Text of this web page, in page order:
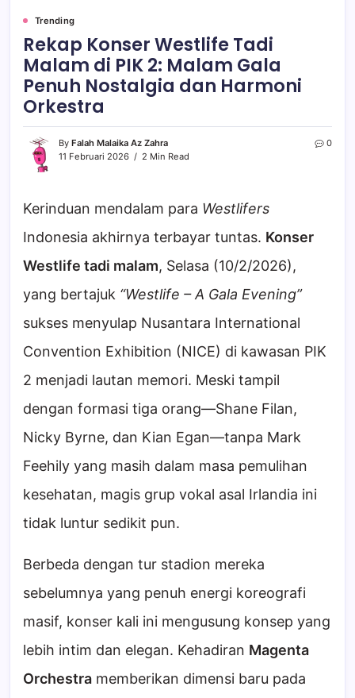
Trending
Rekap Konser Westlife Tadi
Malam di PIK 2: Malam Gala
Penuh Nostalgia dan Harmoni
Orkestra
By Falah Malaika Az Zahra
11 Februari 2026
2 Min Read
0
Kerinduan mendalam para Westlifers
Indonesia akhirnya terbayar tuntas. Konser
Westlife tadi malam, Selasa (10/2/2026),
yang bertajuk “Westlife – A Gala Evening”
sukses menyulap Nusantara International
Convention Exhibition (NICE) di kawasan PIK
2 menjadi lautan memori. Meski tampil
dengan formasi tiga orang—Shane Filan,
Nicky Byrne, dan Kian Egan—tanpa Mark
Feehily yang masih dalam masa pemulihan
kesehatan, magis grup vokal asal Irlandia ini
tidak luntur sedikit pun.
Berbeda dengan tur stadion mereka
sebelumnya yang penuh energi koreografi
masif, konser kali ini mengusung konsep yang
lebih intim dan elegan. Kehadiran Magenta
Orchestra memberikan dimensi baru pada